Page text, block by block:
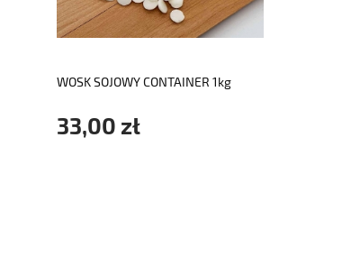
WOSK SOJOWY CONTAINER 1kg
33,00 zł